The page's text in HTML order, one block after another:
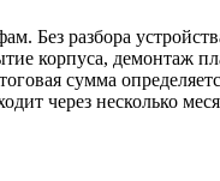
Без разбора
корпуса,
сумма
через несколько